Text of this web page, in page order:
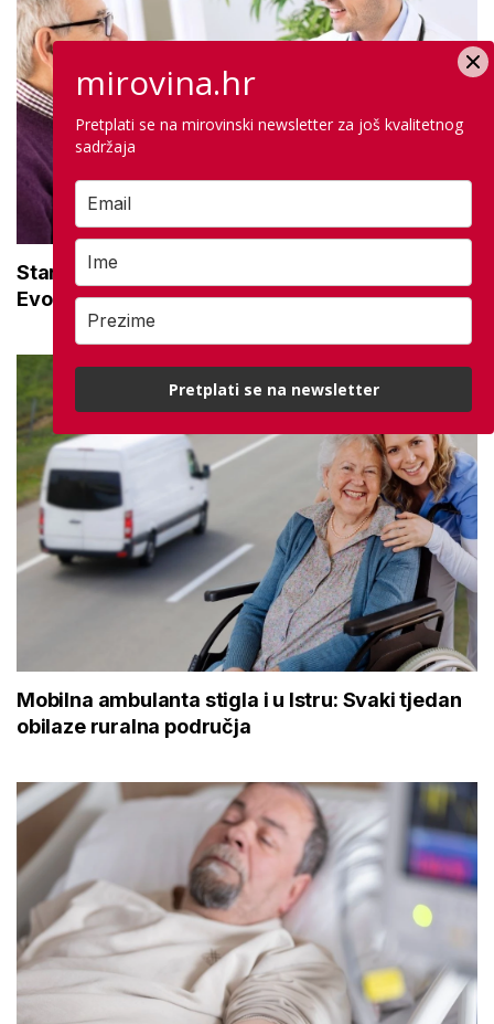
Stariji ste od 65, ne radite i nemate mirovinu?
Evo kako ostvariti zdravstveno osiguranje
Mobilna ambulanta stigla i u Istru: Svaki tjedan
obilaze ruralna područja
mirovina.hr
Pretplati se na mirovinski newsletter za još kvalitetnog
sadržaja
Pretplati se na newsletter